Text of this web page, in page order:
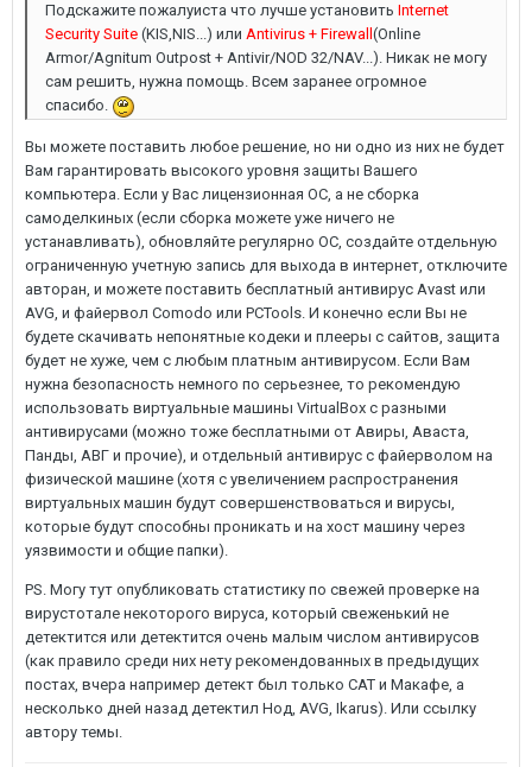
Подскажите пожалуиста что лучше установить Internet
Security Suite (KIS,NIS...) или Antivirus + Firewall (Online
Armor/Agnitum Outpost + Antivir/NOD 32/NAV...). Никак не могу
сам решить, нужна помощь. Всем заранее огромное
спасибо.
Вы можете поставить любое решение, но ни одно из них не будет
Вам гарантировать высокого уровня защиты Вашего
компьютера. Если у Вас лицензионная ОС, а не сборка
самоделкиных (если сборка можете уже ничего не
устанавливать), обновляйте регулярно ОС, создайте отдельную
ограниченную учетную запись для выхода в интернет, отключите
авторан, и можете поставить бесплатный антивирус Avast или
AVG, и файервол Comodo или PCTools. И конечно если Вы не
будете скачивать непонятные кодеки и плееры с сайтов, защита
будет не хуже, чем с любым платным антивирусом. Если Вам
нужна безопасность немного по серьезнее, то рекомендую
использовать виртуальные машины VirtualBox с разными
антивирусами (можно тоже бесплатными от Авиры, Аваста,
Панды, АВГ и прочие), и отдельный антивирус с файерволом на
физической машине (хотя с увеличением распространения
виртуальных машин будут совершенствоваться и вирусы,
которые будут способны проникать и на хост машину через
уязвимости и общие папки).
PS. Могу тут опубликовать статистику по свежей проверке на
вирустотале некоторого вируса, который свеженький не
детектится или детектится очень малым числом антивирусов
(как правило среди них нету рекомендованных в предыдущих
постах, вчера например детект был только CAT и Макафе, а
несколько дней назад детектил Нод, AVG, Ikarus). Или ссылку
автору темы.